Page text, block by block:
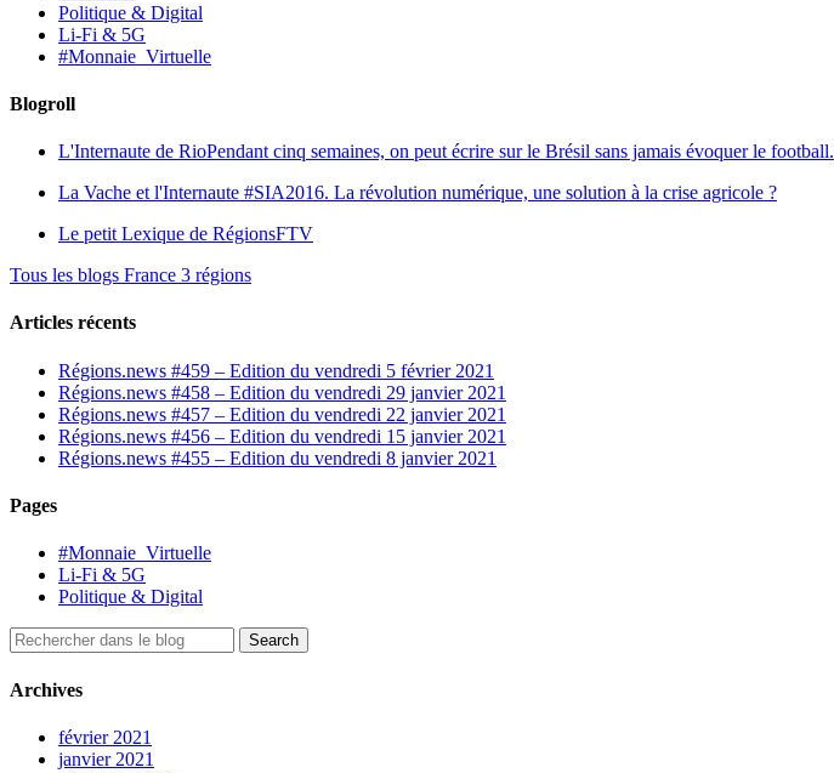
Politique & Digital
Li-Fi & 5G
#Monnaie_Virtuelle
Blogroll
L'Internaute de RioPendant cinq semaines, on peut écrire sur le Brésil sans jamais évoquer le football.
La Vache et l'Internaute #SIA2016. La révolution numérique, une solution à la crise agricole ?
Le petit Lexique de RégionsFTV
Tous les blogs France 3 régions
Articles récents
Régions.news #459 – Edition du vendredi 5 février 2021
Régions.news #458 – Edition du vendredi 29 janvier 2021
Régions.news #457 – Edition du vendredi 22 janvier 2021
Régions.news #456 – Edition du vendredi 15 janvier 2021
Régions.news #455 – Edition du vendredi 8 janvier 2021
Pages
#Monnaie_Virtuelle
Li-Fi & 5G
Politique & Digital
Archives
février 2021
janvier 2021